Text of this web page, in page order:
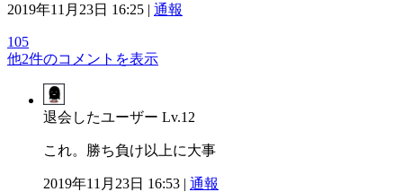
2019年11月23日 16:25 | 通報
105
他2件のコメントを表示
退会したユーザー Lv.12
これ。勝ち負け以上に大事
2019年11月23日 16:53 | 通報